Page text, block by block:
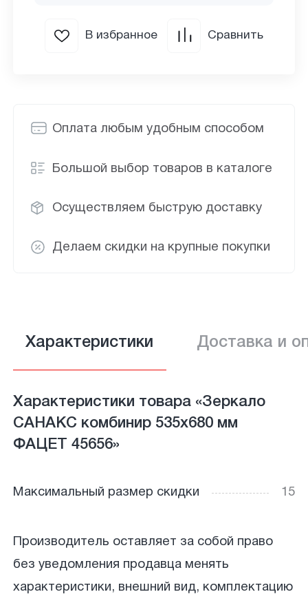
Оплата любым удобным способом
Большой выбор товаров в каталоге
Осуществляем быструю доставку
Делаем скидки на крупные покупки
В избранное Сравнить
Характеристики Доставка и
Характеристики товара «Зеркало
САНАКС комбинир 535х680 мм
ФАЦЕТ 45656»
Максимальный размер скидки 15
Производитель оставляет за собой право
без уведомления продавца менять
характеристики, внешний вид, комплектацию